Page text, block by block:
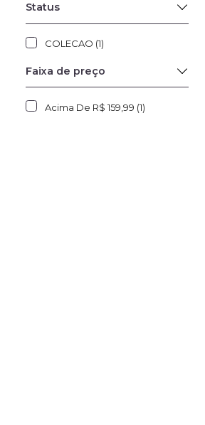
Status
COLECAO (1)
Faixa de preço
Acima De R$ 159,99 (1)